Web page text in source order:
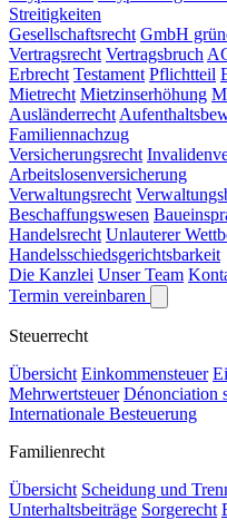
Streitigkeiten
Gesellschaftsrecht GmbH
Vertragsrecht Vertragsbruch
Erbrecht Testament Pflichtteil
Mietrecht Mietzinserhöhung
Ausländerrecht
Familiennachzug
Versicherungsrecht
Arbeitslosenversicherung
Verwaltungsrecht
Beschaffungswesen
Handelsrecht Unlauterer
Handelsschiedsgerichtsbarkeit
Die Kanzlei Unser Team
Termin vereinbaren
Steuerrecht
Übersicht Einkommensteuer
Mehrwertsteuer Dénonciation
Internationale Besteuerung
Familienrecht
Übersicht Scheidung und
Unterhaltsbeiträge Sorgerecht